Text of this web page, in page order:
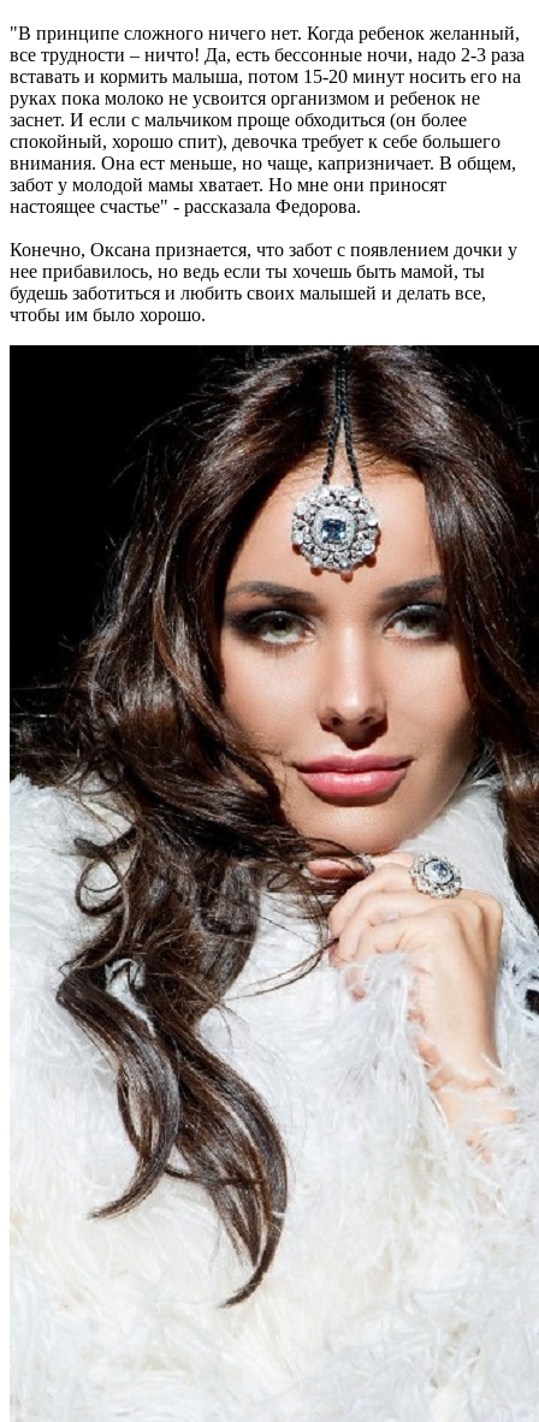
"В принципе сложного ничего нет. Когда ребенок желанный,
все трудности – ничто! Да, есть бессонные ночи, надо 2-3 раза
вставать и кормить малыша, потом 15-20 минут носить его на
руках пока молоко не усвоится организмом и ребенок не
заснет. И если с мальчиком проще обходиться (он более
спокойный, хорошо спит), девочка требует к себе большего
внимания. Она ест меньше, но чаще, капризничает. В общем,
забот у молодой мамы хватает. Но мне они приносят
настоящее счастье" - рассказала Федорова.
Конечно, Оксана признается, что забот с появлением дочки у
нее прибавилось, но ведь если ты хочешь быть мамой, ты
будешь заботиться и любить своих малышей и делать все,
чтобы им было хорошо.